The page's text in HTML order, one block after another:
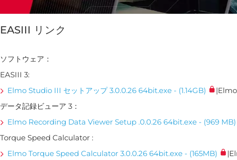
EASIII リンク
ソフトウェア：
EASIII 3:
Elmo Studio III セットアップ 3.0.0.26 64bit.exe - (1.14GB)
データ記録ビューア 3：
Elmo Recording Data Viewer Setup .0.0.26 64bit.exe - (969 MB)
Torque Speed Calculator :
Elmo Torque Speed Calculator 3.0.0.26 64bit.exe - (165MB)